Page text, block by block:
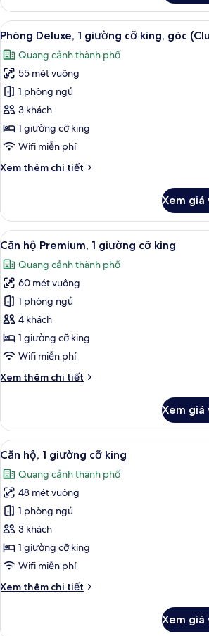
Phòng
Suite
Premium,
giường
cỡ
king
Xem
tất
cả
ảnh
Phòng
Deluxe,
1
giường
king,
Access)
Phòng
6
Phòng Deluxe, 1 giường cỡ king, góc
Quang cảnh thành phố
55 mét vuông
1 phòng ngủ
3 khách
1 giường cỡ king
Wifi miễn phí
Xem thêm chi tiết
Chi
Phòng
Deluxe,
1
giường
cỡ
king,
góc
(Club
Access)
Xem giá
Xem
tất
cả
ảnh
Căn
hộ
Premium,
1
cỡ
Căn hộ
6
Căn hộ Premium, 1 giường cỡ king
Quang cảnh thành phố
60 mét vuông
1 phòng ngủ
4 khách
1 giường cỡ king
Wifi miễn phí
Xem thêm chi tiết
Chi
Căn
hộ
Premium,
giường
cỡ
king
Xem giá
Xem
tất
cả
ảnh
Căn
hộ,
1
giường
king
Căn hộ, 1
6
Căn hộ, 1 giường cỡ king
Quang cảnh thành phố
48 mét vuông
1 phòng ngủ
3 khách
1 giường cỡ king
Wifi miễn phí
Xem thêm chi tiết
Chi
Xem giá